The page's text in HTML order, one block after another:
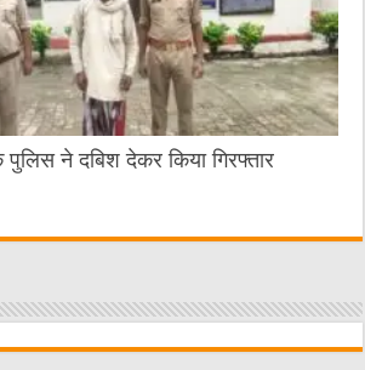
पुलिस ने दबिश देकर किया गिरफ्तार